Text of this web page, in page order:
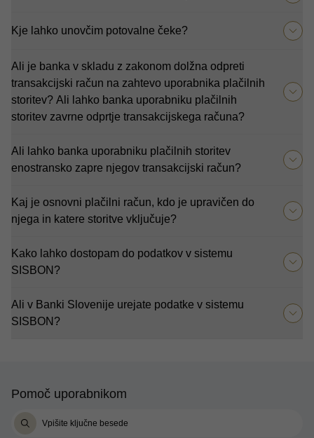
Kje lahko unovčim potovalne čeke?
Ali je banka v skladu z zakonom dolžna odpreti
transakcijski račun na zahtevo uporabnika plačilnih
storitev? Ali lahko banka uporabniku plačilnih
storitev zavrne odprtje transakcijskega računa?
Ali lahko banka uporabniku plačilnih storitev
enostransko zapre njegov transakcijski račun?
Kaj je osnovni plačilni račun, kdo je upravičen do
njega in katere storitve vključuje?
Kako lahko dostopam do podatkov v sistemu
SISBON?
Ali v Banki Slovenije urejate podatke v sistemu
SISBON?
Pomoč uporabnikom